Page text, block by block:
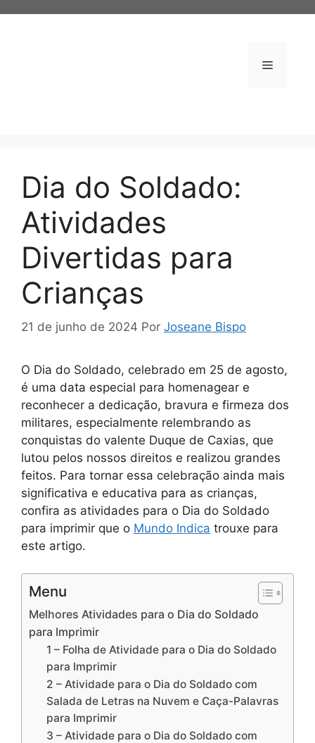
Menu
Dia do Soldado:
Atividades
Divertidas para
Crianças
21 de junho de 2024 Por Joseane Bispo
O Dia do Soldado, celebrado em 25 de agosto,
é uma data especial para homenagear e
reconhecer a dedicação, bravura e firmeza dos
militares, especialmente relembrando as
conquistas do valente Duque de Caxias, que
lutou pelos nossos direitos e realizou grandes
feitos. Para tornar essa celebração ainda mais
significativa e educativa para as crianças,
confira as atividades para o Dia do Soldado
para imprimir que o Mundo Indica trouxe para
este artigo.
Menu
Melhores Atividades para o Dia do Soldado
para Imprimir
1 – Folha de Atividade para o Dia do Soldado
para Imprimir
2 – Atividade para o Dia do Soldado com
Salada de Letras na Nuvem e Caça-Palavras
para Imprimir
3 – Atividade para o Dia do Soldado com